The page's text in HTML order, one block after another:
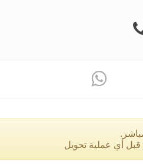
قبل أي عملية تحويل